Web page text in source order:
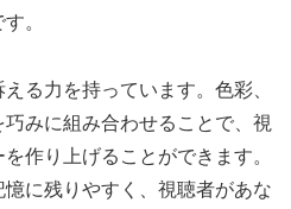
。
る力を持っています。色彩、
みに組み合わせることで、視
作り上げることができます。
に残りやすく、視聴者があな